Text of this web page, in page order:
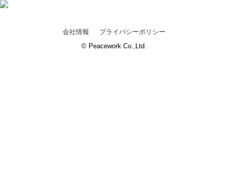
会社情報
プライバシーポリシー
© Peacework Co.,Ltd.